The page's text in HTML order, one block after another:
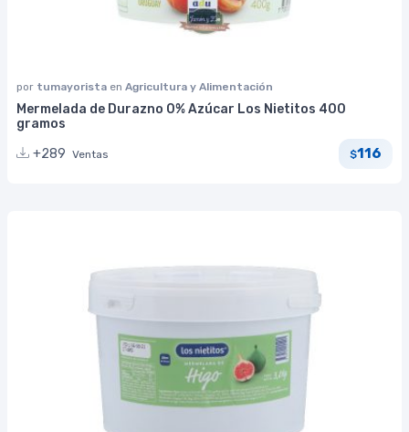
por tumayorista en Agricultura y Alimentación
Mermelada de Durazno 0% Azúcar Los Nietitos 400
gramos
+289 Ventas $116